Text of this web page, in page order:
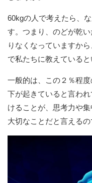
60kgの人で考えたら、
す。つまり、のどが乾
りなくなっていますか
で私たちに教えていると
一般的は、この２％程
下が起きていると言わ
けることが、思考力や
大切なことだと言えるの